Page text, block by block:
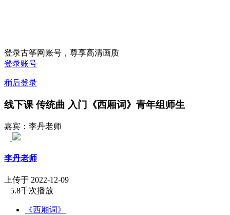
登录古筝网账号，尊享高清画质
登录账号
稍后登录
线下课 传统曲 入门《西厢词》青年组师生
嘉宾：李丹老师
李丹老师
上传于 2022-12-09
5.8千次播放
《西厢词》